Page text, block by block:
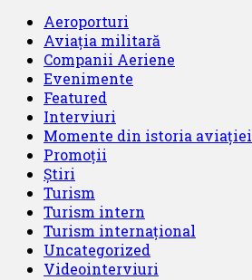
Aeroporturi
Aviația militară
Companii Aeriene
Evenimente
Featured
Interviuri
Momente din istoria aviației
Promoții
Știri
Turism
Turism intern
Turism internațional
Uncategorized
Videointerviuri